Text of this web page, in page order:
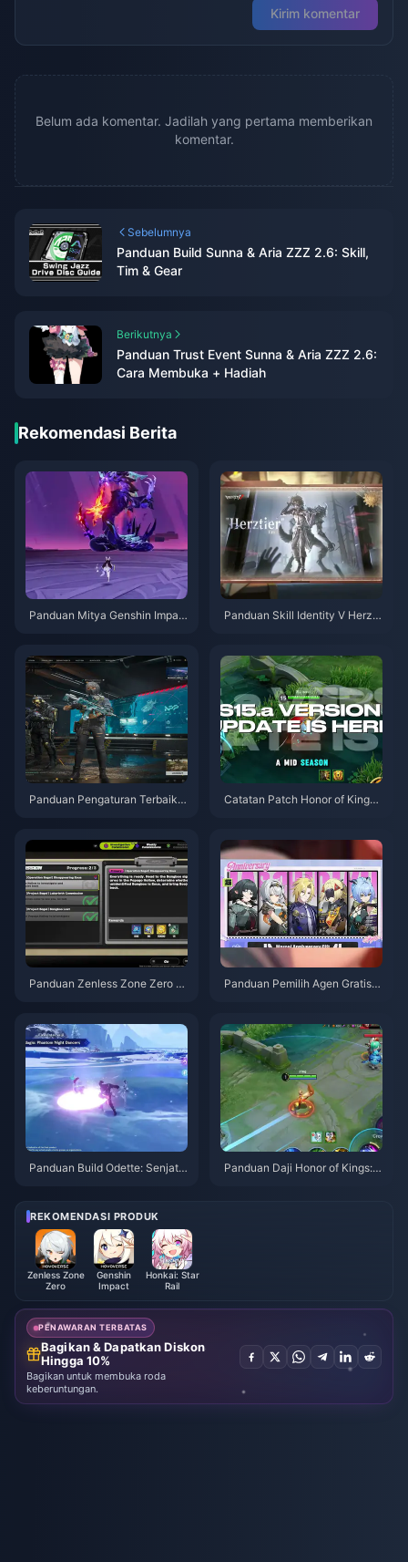
Kirim komentar
Belum ada komentar. Jadilah yang pertama memberikan
komentar.
Sebelumnya
Panduan Build Sunna & Aria ZZZ 2.6: Skill,
Tim & Gear
Berikutnya
Panduan Trust Event Sunna & Aria ZZZ 2.6:
Cara Membuka + Hadiah
Rekomendasi Berita
Panduan Mitya Genshin Impac
Panduan Skill Identity V Herzti
Panduan Pengaturan Terbaik
Catatan Patch Honor of Kings
Panduan Zenless Zone Zero O
Panduan Pemilih Agen Gratis Z
Panduan Build Odette: Senjata,
Panduan Daji Honor of Kings: 1
REKOMENDASI PRODUK
Zenless Zone
Zero
Genshin
Impact
Honkai: Star
Rail
PENAWARAN TERBATAS
Bagikan & Dapatkan Diskon
Hingga 10%
Bagikan untuk membuka roda
keberuntungan.